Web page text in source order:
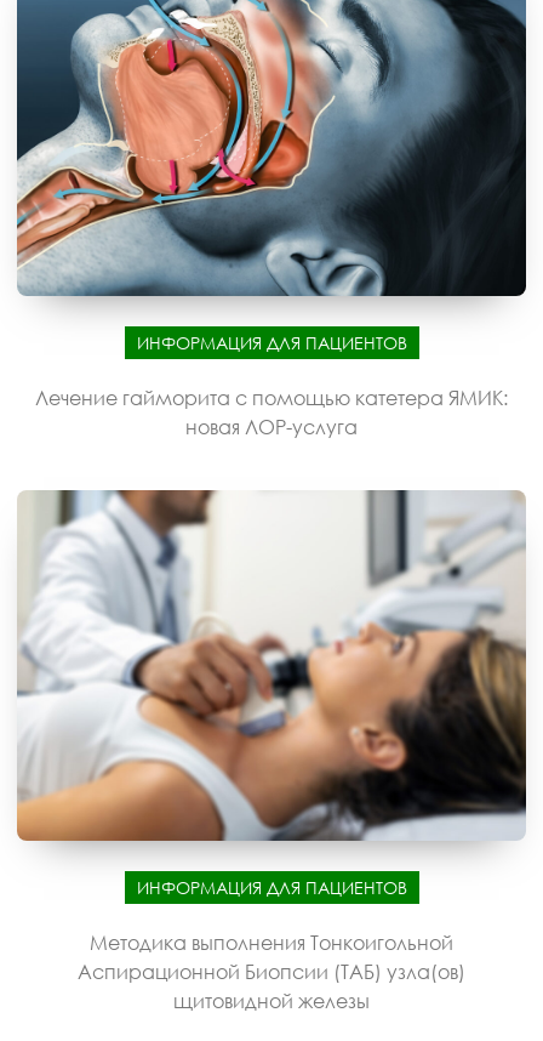
ИНФОРМАЦИЯ ДЛЯ ПАЦИЕНТОВ
Лечение гайморита с помощью катетера ЯМИК:
новая ЛОР-услуга
ИНФОРМАЦИЯ ДЛЯ ПАЦИЕНТОВ
Методика выполнения Тонкоигольной
Аспирационной Биопсии (ТАБ) узла(ов)
щитовидной железы